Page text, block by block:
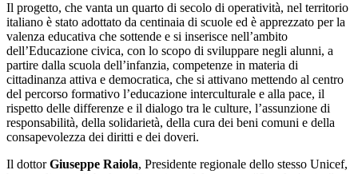
Il progetto, che vanta un quarto di secolo di operatività, nel territorio
italiano è stato adottato da centinaia di scuole ed è apprezzato per la
valenza educativa che sottende e si inserisce nell’ambito
dell’Educazione civica, con lo scopo di sviluppare negli alunni, a
partire dalla scuola dell’infanzia, competenze in materia di
cittadinanza attiva e democratica, che si attivano mettendo al centro
del percorso formativo l’educazione interculturale e alla pace, il
rispetto delle differenze e il dialogo tra le culture, l’assunzione di
responsabilità, della solidarietà, della cura dei beni comuni e della
consapevolezza dei diritti e dei doveri.
Il dottorGiuseppe Raiola, Presidente regionale dello stesso Unicef,